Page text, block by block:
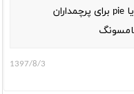
9 یا pie برای پرچمداران
1397/8/3